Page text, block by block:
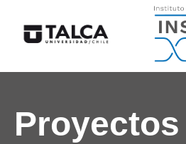
Proyectos